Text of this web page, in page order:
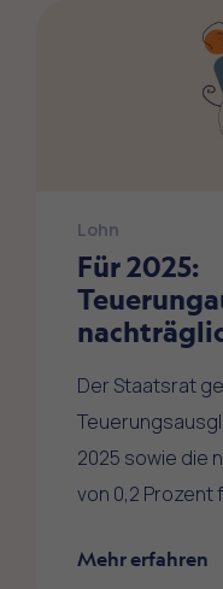
Lohn
Für 2025:
Der Staatsrat
2025 sowie die
von 0,2 Prozent
Mehr erfahren